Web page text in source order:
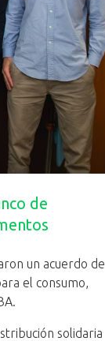
de
un acuerdo de
el consumo,
solidaria